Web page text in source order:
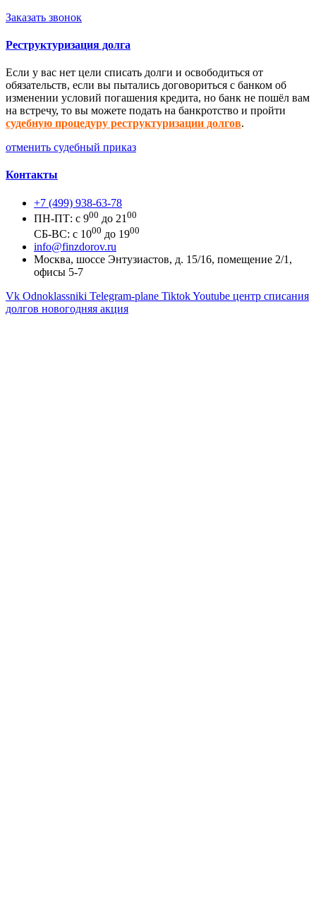
Заказать звонок
Реструктуризация долга
Если у вас нет цели списать долги и освободиться от
обязательств, если вы пытались договориться с банком об
изменении условий погашения кредита, но банк не пошёл вам
на встречу, то вы можете подать на банкротство и пройти
судебную процедуру реструктуризации долгов.
отменить судебный приказ
Контакты
+7 (499) 938-63-78
ПН-ПТ: с 900 до 21 00
СБ-ВС: с 1000 до 1900
info@finzdorov.ru
Москва, шоссе Энтузиастов, д. 15/16, помещение 2/1,
офисы 5-7
Vk Odnoklassniki Telegram-plane TiktokYoutube центр списания
долгов новогодняя акция